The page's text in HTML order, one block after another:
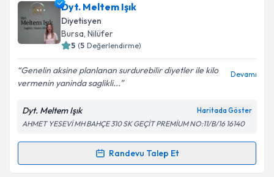
Dyt. Meltem Işık
Diyetisyen
Bursa, Nilüfer
5 (5 Değerlendirme)
Genelin aksine planlanan surdurebilir diyetler ile kilo
vermenin yaninda saglikli...
Devamı
Dyt. Meltem Işık Haritada Göster
AHMET YESEVİ MH BAHÇE 310 SK GEÇİT PREMİUM NO:11/B/16 16140
Randevu Talep Et
Randevu Takvimi Talebi